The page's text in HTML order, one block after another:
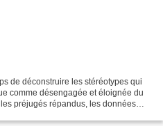
de déconstruire les stéréotypes qui
comme désengagée et éloignée du
préjugés répandus, les données